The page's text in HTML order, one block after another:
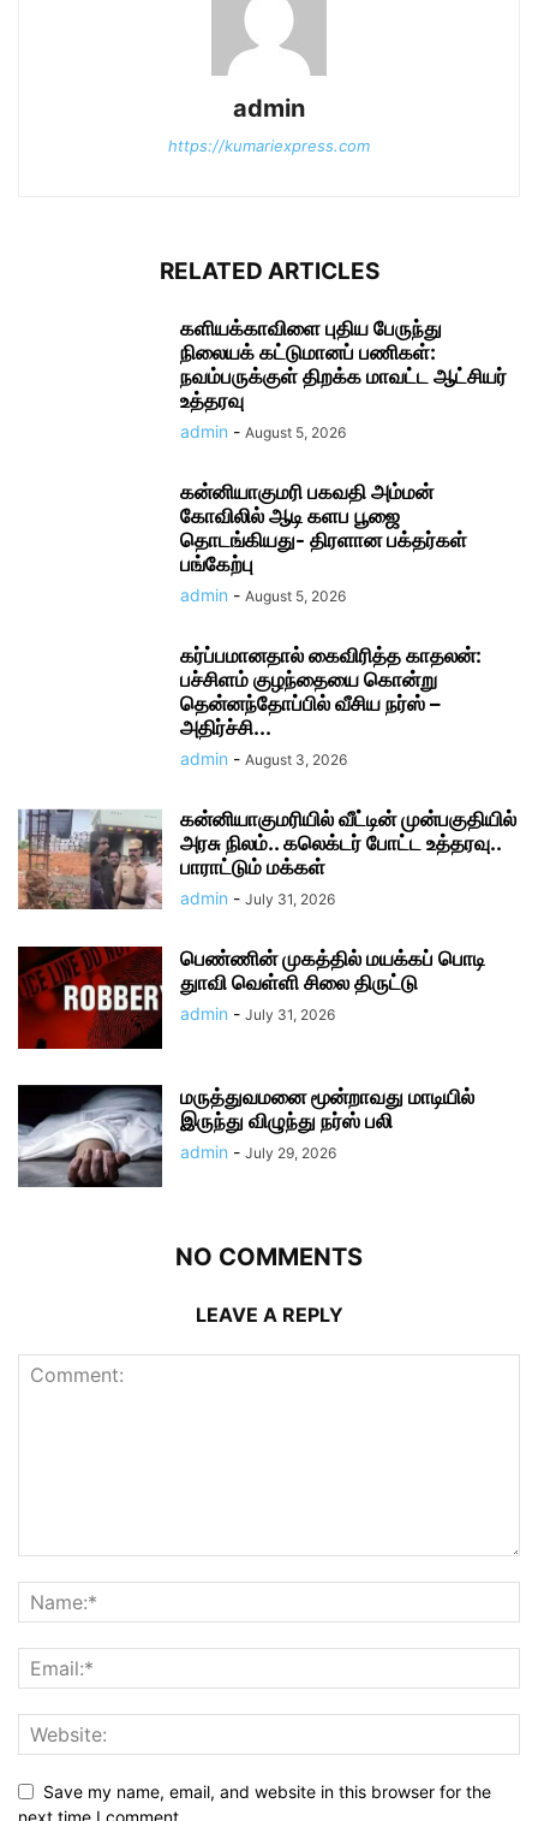
admin
https://kumariexpress.com
RELATED ARTICLES
களியக்காவிளை புதிய பேருந்து
நிலையக் கட்டுமானப் பணிகள்:
நவம்பருக்குள் திறக்க மாவட்ட ஆட்சியர்
உத்தரவு
admin - August 5, 2026
கன்னியாகுமரி பகவதி அம்மன்
கோவிலில் ஆடி களப பூஜை
தொடங்கியது- திரளான பக்தர்கள்
பங்கேற்பு
admin - August 5, 2026
கர்ப்பமானதால் கைவிரித்த காதலன்:
பச்சிளம் குழந்தையை கொன்று
தென்னந்தோப்பில் வீசிய நர்ஸ் –
அதிர்ச்சி...
admin - August 3, 2026
கன்னியாகுமரியில் வீட்டின் முன்பகுதியில்
அரசு நிலம்.. கலெக்டர் போட்ட உத்தரவு..
பாராட்டும் மக்கள்
admin - July 31, 2026
பெண்ணின் முகத்தில் மயக்கப் பொடி
துாவி வெள்ளி சிலை திருட்டு
admin - July 31, 2026
மருத்துவமனை மூன்றாவது மாடியில்
இருந்து விழுந்து நர்ஸ் பலி
admin - July 29, 2026
NO COMMENTS
LEAVE A REPLY
Save my name, email, and website in this browser for the